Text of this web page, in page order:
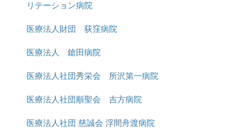
リテーション病院
医療法人財団 荻窪病院
医療法人 鎗田病院
医療法人社団秀栄会 所沢第一病院
医療法人社団順聖会 吉方病院
医療法人社団 慈誠会 浮間舟渡病院